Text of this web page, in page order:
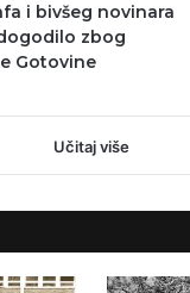
i bivšeg novinara
zbog
Gotovine
Učitaj više